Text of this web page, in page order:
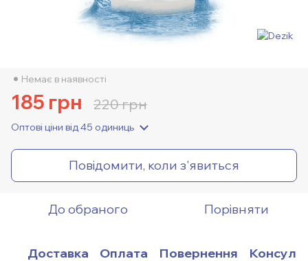
Немає в наявності
185 грн 220 грн
Оптові ціни від 45 одиниць
Повідомити, коли з'явиться
До обраного Порівняти
Доставка Оплата Повернення